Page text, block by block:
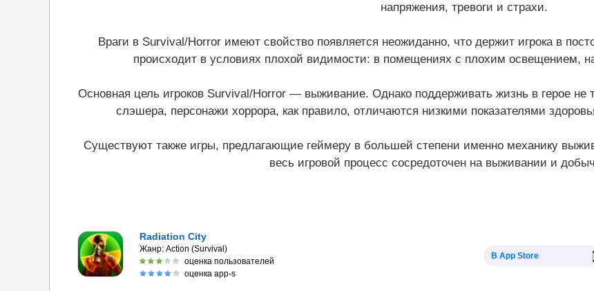
напряжения, тревоги и страхи.
Враги в Survival/Horror имеют свойство появляется неожиданно, что держит игрока в
происходит в условиях плохой видимости: в помещениях с плохим освещением,
Основная цель игроков Survival/Horror — выживание. Однако поддерживать жизнь в герое не
слэшера, персонажи хоррора, как правило, отличаются низкими показателями
Существуют также игры, предлагающие геймеру в большей степени именно механику
весь игровой процесс сосредоточен на выживании и
Radiation City
Жанр: Action (Survival)
оценка пользователей
оценка app-s
В App Store